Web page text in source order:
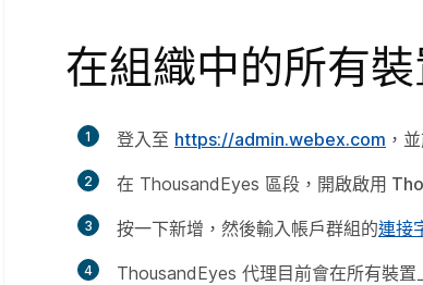
在組織中的所有
1 登入至 https://admin.webex.com ，
2 在 ThousandEyes 區段，開啟啟用
3 按一下新增 ，然後輸入帳戶群組的連接
4
ThousandEyes 代理目前會在所有裝置